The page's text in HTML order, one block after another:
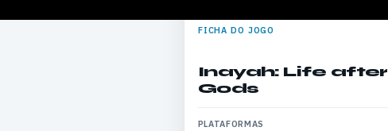
FICHA DO JOGO
Inayah: Life after
Gods
PLATAFORMAS